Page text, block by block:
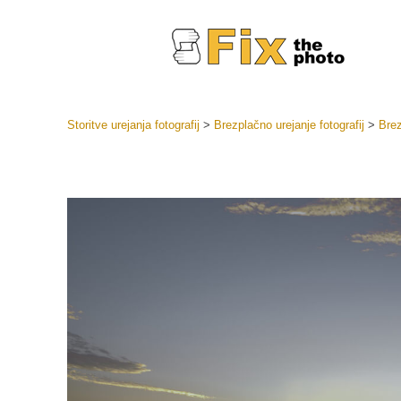
ponudbe
Mobilne
Storitve urejanja fotografij > Brezplačno urejanje fotografij >